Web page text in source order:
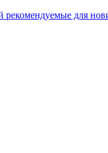
рекомендуемые для